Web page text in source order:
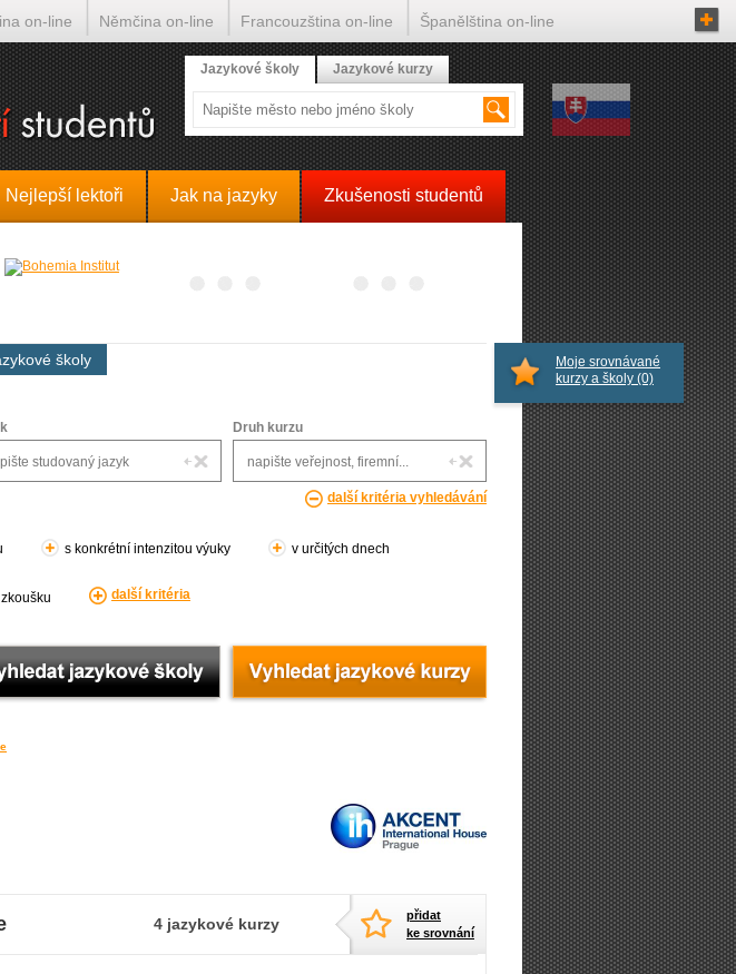
Nejlepší lektoři Jak na jazyky Zkušenosti studentů
školy
Druh kurzu
další kritéria vyhledávání
s konkrétní intenzitou výuky v určitých dnech
další kritéria
4 jazykové kurzy
přidat
ke srovnání
Moje srovnávané
kurzy a školy (0)
Jazykové školy Jazykové kurzy
on-line Němčina on-line Francouzština on-line Španělština on-line